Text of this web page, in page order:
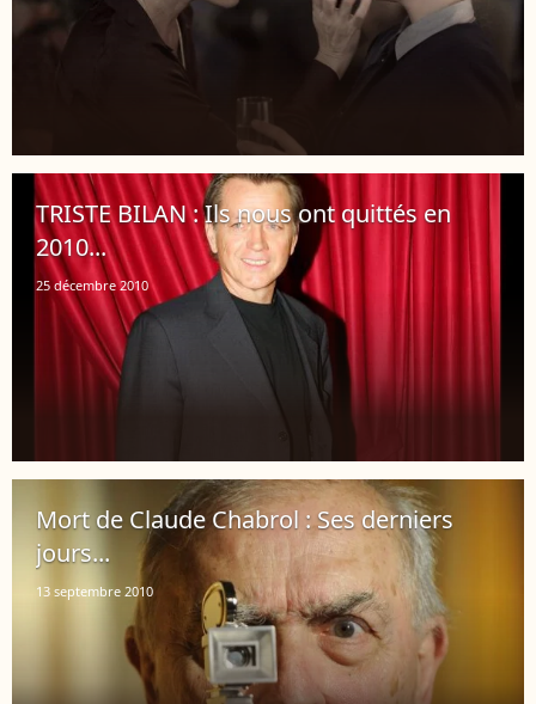
TRISTE BILAN : Ils nous ont quittés en
2010...
25 décembre 2010
Mort de Claude Chabrol : Ses derniers
jours...
13 septembre 2010